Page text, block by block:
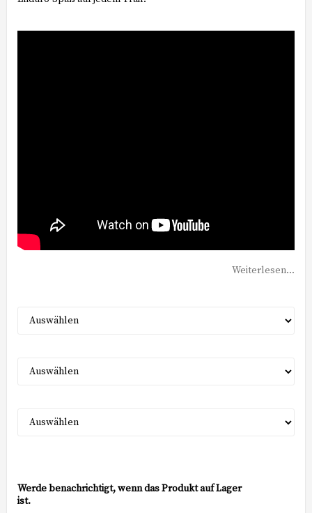
Weiterlesen...
Werde benachrichtigt, wenn das Produkt auf Lager
ist.